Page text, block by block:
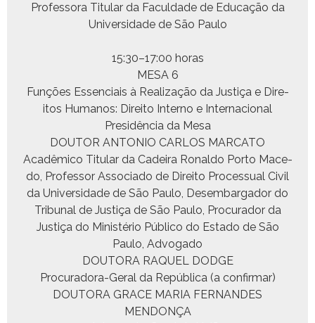
Pro­fes­so­ra Tit­u­lar da Fac­ul­dade de Edu­cação da
Uni­ver­si­dade de São Paulo
15:30–17:00 horas
MESA 6
Funções Essen­ci­ais à Real­iza­ção da Justiça e Dire­
itos Humanos: Dire­ito Inter­no e Internacional
Presidên­cia da Mesa
DOUTOR ANTONIO CARLOS MARCATO
Acadêmi­co Tit­u­lar da Cadeira Ronal­do Por­to Mace­
do, Pro­fes­sor Asso­ci­a­do de Dire­ito Proces­su­al Civ­il
da Uni­ver­si­dade de São Paulo, Desem­bar­gador do
Tri­bunal de Justiça de São Paulo, Procu­rador da
Justiça do Min­istério Públi­co do Esta­do de São
Paulo, Advogado
DOUTORA RAQUEL DODGE
Procu­rado­ra-Ger­al da Repúbli­ca (a confirmar)
DOUTORA GRACE MARIA FERNANDES
MENDONÇA